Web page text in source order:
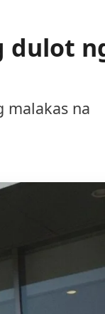
dulot
malakas na